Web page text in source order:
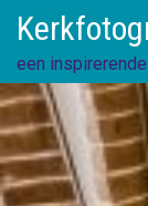
content
een